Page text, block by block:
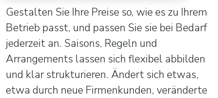
Gestalten Sie Ihre Preise so, wie es zu Ihrem
Betrieb passt, und passen Sie sie bei Bedarf
jederzeit an. Saisons, Regeln und
Arrangements lassen sich flexibel abbilden
und klar strukturieren. Ändert sich etwas,
etwa durch neue Firmenkunden, veränderte